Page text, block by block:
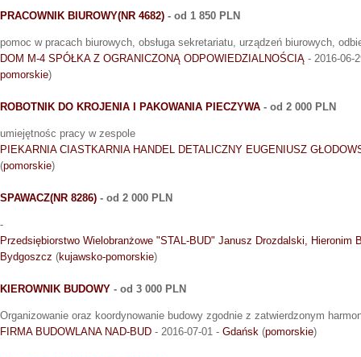
PRACOWNIK BIUROWY(NR 4682) - od 1 850 PLN
pomoc w pracach biurowych, obsługa sekretariatu, urządzeń biurowych,
DOM M-4 SPÓŁKA Z OGRANICZONĄ ODPOWIEDZIALNOŚCIĄ - 2016-06-
pomorskie)
ROBOTNIK DO KROJENIA I PAKOWANIA PIECZYWA - od 2 000 PLN
umiejętnośc pracy w zespole
PIEKARNIA CIASTKARNIA HANDEL DETALICZNY EUGENIUSZ
(pomorskie)
SPAWACZ(NR 8286) - od 2 000 PLN
-
Przedsiębiorstwo Wielobranżowe "STAL-BUD" Janusz Drozdalski, Hieronim
Bydgoszcz (kujawsko-pomorskie)
KIEROWNIK BUDOWY - od 3 000 PLN
Organizowanie oraz koordynowanie budowy zgodnie z zatwierdzonym
FIRMA BUDOWLANA NAD-BUD - 2016-07-01 - Gdańsk (pomorskie)